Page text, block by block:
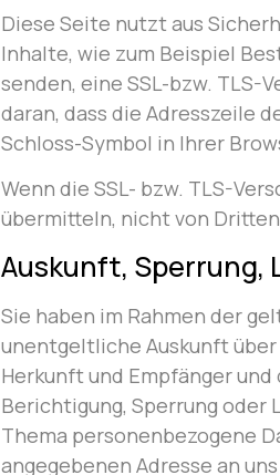
Diese Seite nutzt aus
Inhalte, wie zum Beispiel
senden, eine SSL-bzw. TLS-
daran, dass die Adresszeile
Schloss-Symbol in Ihrer
Wenn die SSL- bzw. TLS-
übermitteln, nicht von
Auskunft, Sperrung,
Sie haben im Rahmen der
unentgeltliche Auskunft
Herkunft und Empfänger
Berichtigung, Sperrung oder
Thema personenbezogene
angegebenen Adresse an